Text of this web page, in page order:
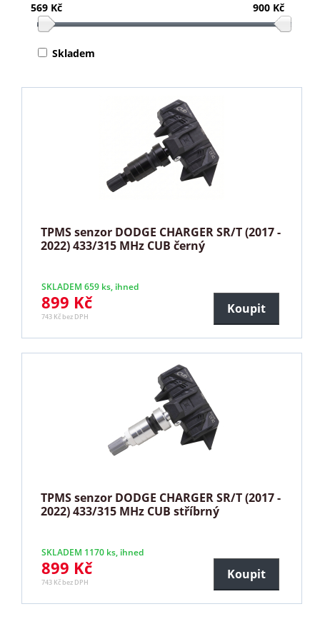
569 Kč 900 Kč
Skladem
TPMS senzor DODGE CHARGER SR/T (2017 -
2022) 433/315 MHz CUB černý
SKLADEM 659 ks, ihned
899 Kč
743 Kč bez DPH
Koupit
TPMS senzor DODGE CHARGER SR/T (2017 -
2022) 433/315 MHz CUB stříbrný
SKLADEM 1170 ks, ihned
899 Kč
743 Kč bez DPH
Koupit